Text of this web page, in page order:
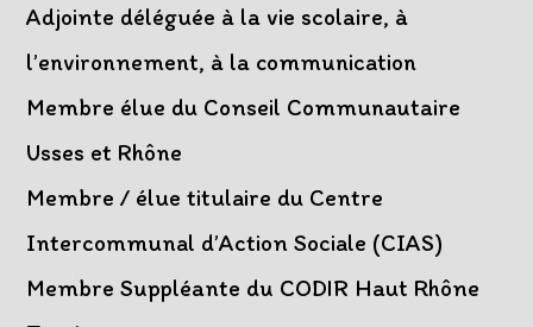
Adjointe déléguée à la vie scolaire, à
l’environnement, à la communication
Membre élue du Conseil Communautaire
Usses et Rhône
Membre / élue titulaire du Centre
Intercommunal d’Action Sociale (CIAS)
Membre Suppléante du CODIR Haut Rhône